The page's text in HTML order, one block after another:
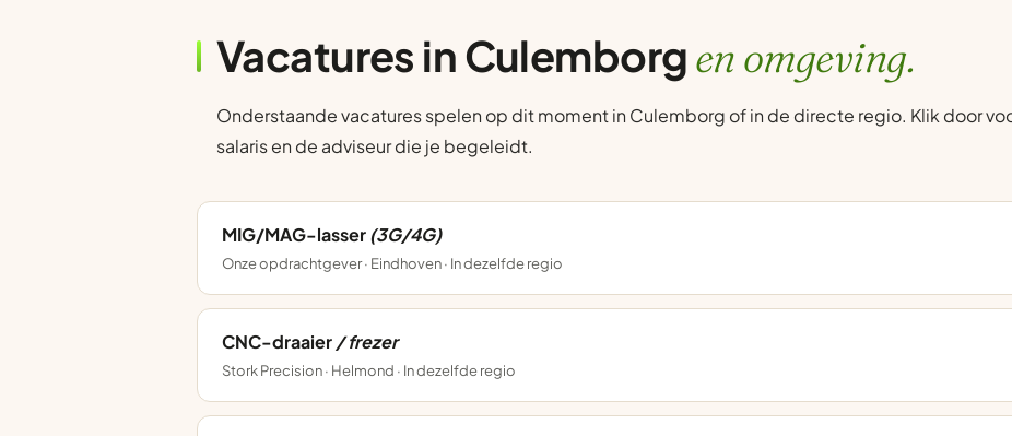
Vacatures in Culemborgen omgeving.
Onderstaande vacatures spelen op dit moment in Culemborg of in de directe regio. Klik door
salaris en de adviseur die je begeleidt.
MIG/MAG-lasser(3G/4G)
Onze opdrachtgever · Eindhoven · In dezelfde regio
CNC-draaier / frezer
Stork Precision · Helmond · In dezelfde regio